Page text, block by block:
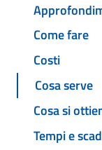
Come fare
Costi
Cosa serve
Cosa si
Tempi e